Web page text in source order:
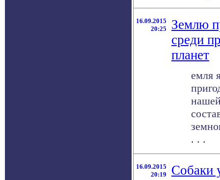
16.09.2015
20:25
Землю
среди
планет
емля
. . .
16.09.2015
20:19
Собаки